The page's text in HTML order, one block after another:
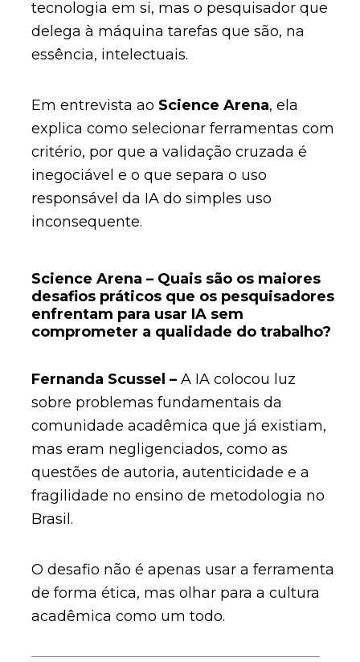
tecnologia em si, mas o pesquisador que
delega à máquina tarefas que são, na
essência, intelectuais.
Em entrevista ao Science Arena, ela
explica como selecionar ferramentas com
critério, por que a validação cruzada é
inegociável e o que separa o uso
responsável da IA do simples uso
inconsequente.
Science Arena – Quais são os maiores
desafios práticos que os pesquisadores
enfrentam para usar IA sem
comprometer a qualidade do trabalho?
Fernanda Scussel – A IA colocou luz
sobre problemas fundamentais da
comunidade acadêmica que já existiam,
mas eram negligenciados, como as
questões de autoria, autenticidade e a
fragilidade no ensino de metodologia no
Brasil.
O desafio não é apenas usar a ferramenta
de forma ética, mas olhar para a cultura
acadêmica como um todo.